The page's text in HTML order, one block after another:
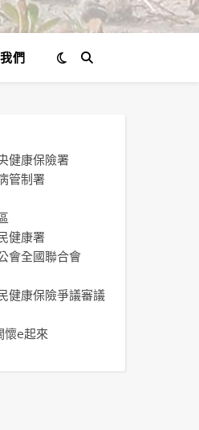
們
健康保險署
管制署
健康署
會全國聯合會
健康保險爭議審議
懷e起來